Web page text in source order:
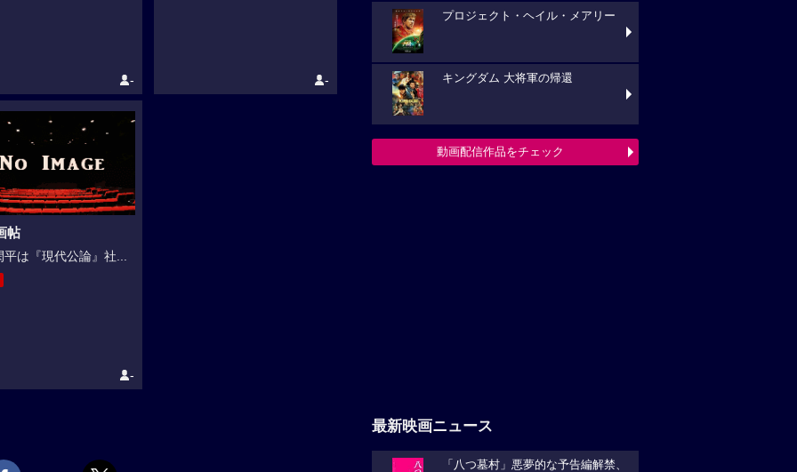
- -
帖
平は『現代公論』社...
-
プロジェクト・ヘイル・メアリー
キングダム 大将軍の帰還
動画配信作品をチェック
最新映画ニュース
「八つ墓村」悪夢的な予告編解禁、